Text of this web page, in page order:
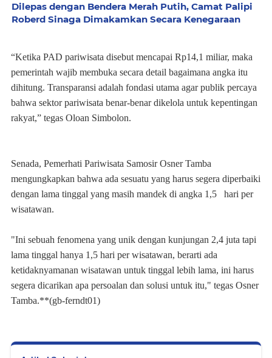
Dilepas dengan Bendera Merah Putih, Camat Palipi
Roberd Sinaga Dimakamkan Secara Kenegaraan
“Ketika PAD pariwisata disebut mencapai Rp14,1 miliar, maka
pemerintah wajib membuka secara detail bagaimana angka itu
dihitung. Transparansi adalah fondasi utama agar publik percaya
bahwa sektor pariwisata benar-benar dikelola untuk kepentingan
rakyat,” tegas Oloan Simbolon.
Senada, Pemerhati Pariwisata Samosir Osner Tamba
mengungkapkan bahwa ada sesuatu yang harus segera diperbaiki
dengan lama tinggal yang masih mandek di angka 1,5 hari per
wisatawan.
"Ini sebuah fenomena yang unik dengan kunjungan 2,4 juta tapi
lama tinggal hanya 1,5 hari per wisatawan, berarti ada
ketidaknyamanan wisatawan untuk tinggal lebih lama, ini harus
segera dicarikan apa persoalan dan solusi untuk itu," tegas Osner
Tamba.**(gb-ferndt01)